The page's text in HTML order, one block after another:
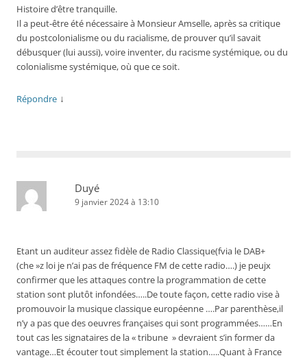
Histoire d’être tranquille.
Il a peut-être été nécessaire à Monsieur Amselle, après sa critique
du postcolonialisme ou du racialisme, de prouver qu’il savait
débusquer (lui aussi), voire inventer, du racisme systémique, ou du
colonialisme systémique, où que ce soit.
Répondre ↓
Duyé
9 janvier 2024 à 13:10
Etant un auditeur assez fidèle de Radio Classique(fvia le DAB+
(che »z loi je n’ai pas de fréquence FM de cette radio….) je peujx
confirmer que les attaques contre la programmation de cette
station sont plutôt infondées…..De toute façon, cette radio vise à
promouvoir la musique classique européenne ….Par parenthèse,il
n’y a pas que des oeuvres françaises qui sont programmées……En
tout cas les signataires de la « tribune » devraient s’in former da
vantage…Et écouter tout simplement la station…..Quant à France